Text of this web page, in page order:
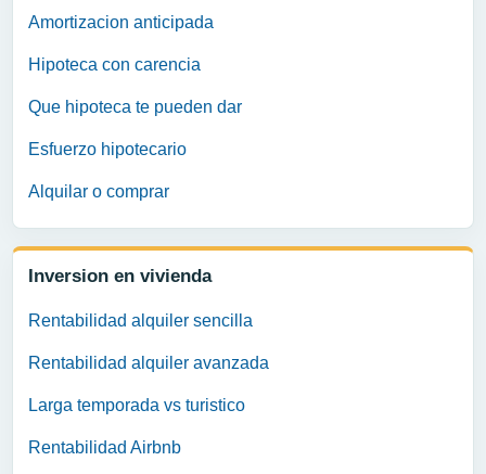
Amortizacion anticipada
Hipoteca con carencia
Que hipoteca te pueden dar
Esfuerzo hipotecario
Alquilar o comprar
Inversion en vivienda
Rentabilidad alquiler sencilla
Rentabilidad alquiler avanzada
Larga temporada vs turistico
Rentabilidad Airbnb